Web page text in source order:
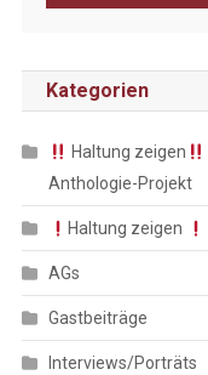
Kategorien
Haltung zeigen
Anthologie-Projekt
Haltung zeigen
AGs
Gastbeiträge
Interviews/Porträts